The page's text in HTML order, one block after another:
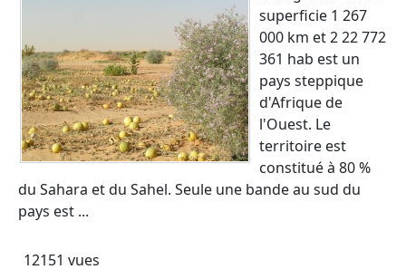
superficie 1 267
000 km et 2 22 772
361 hab est un
pays steppique
d'Afrique de
l'Ouest. Le
territoire est
constitué à 80 %
du Sahara et du Sahel. Seule une bande au sud du
pays est ...
12151 vues